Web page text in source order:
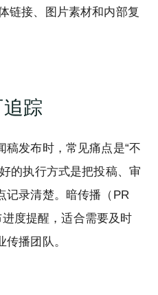
链接、图片素材和内部复
踪
稿发布时，常见痛点是“不
的执行方式是把投稿、审
记录清楚。暗传播（PR
度提醒，适合需要及时
播团队。